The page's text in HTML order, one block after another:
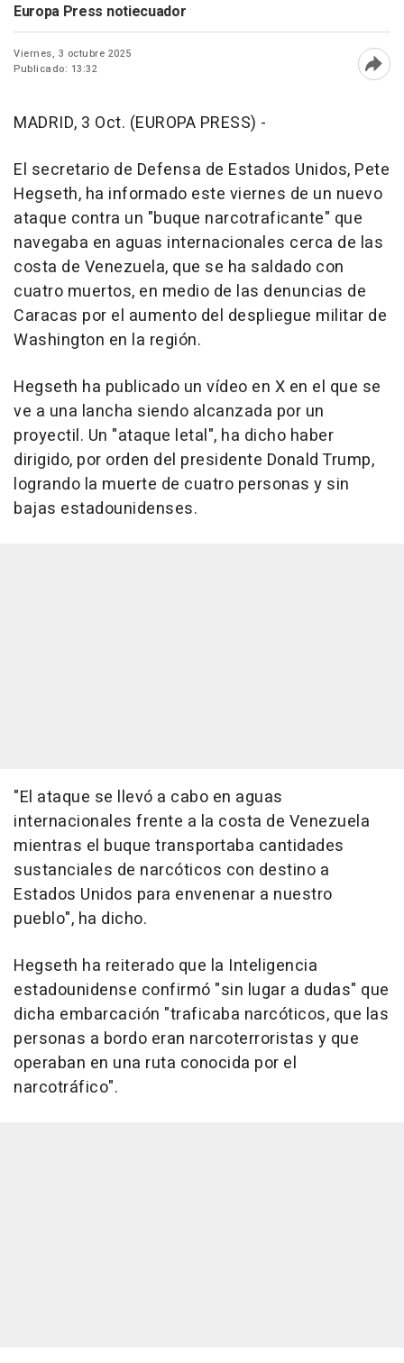
Europa Press notiecuador
Viernes, 3 octubre 2025
Publicado: 13:32
MADRID, 3 Oct. (EUROPA PRESS) -
El secretario de Defensa de Estados Unidos, Pete
Hegseth, ha informado este viernes de un nuevo
ataque contra un "buque narcotraficante" que
navegaba en aguas internacionales cerca de las
costa de Venezuela, que se ha saldado con
cuatro muertos, en medio de las denuncias de
Caracas por el aumento del despliegue militar de
Washington en la región.
Hegseth ha publicado un vídeo en X en el que se
ve a una lancha siendo alcanzada por un
proyectil. Un "ataque letal", ha dicho haber
dirigido, por orden del presidente Donald Trump,
logrando la muerte de cuatro personas y sin
bajas estadounidenses.
"El ataque se llevó a cabo en aguas
internacionales frente a la costa de Venezuela
mientras el buque transportaba cantidades
sustanciales de narcóticos con destino a
Estados Unidos para envenenar a nuestro
pueblo", ha dicho.
Hegseth ha reiterado que la Inteligencia
estadounidense confirmó "sin lugar a dudas" que
dicha embarcación "traficaba narcóticos, que las
personas a bordo eran narcoterroristas y que
operaban en una ruta conocida por el
narcotráfico".